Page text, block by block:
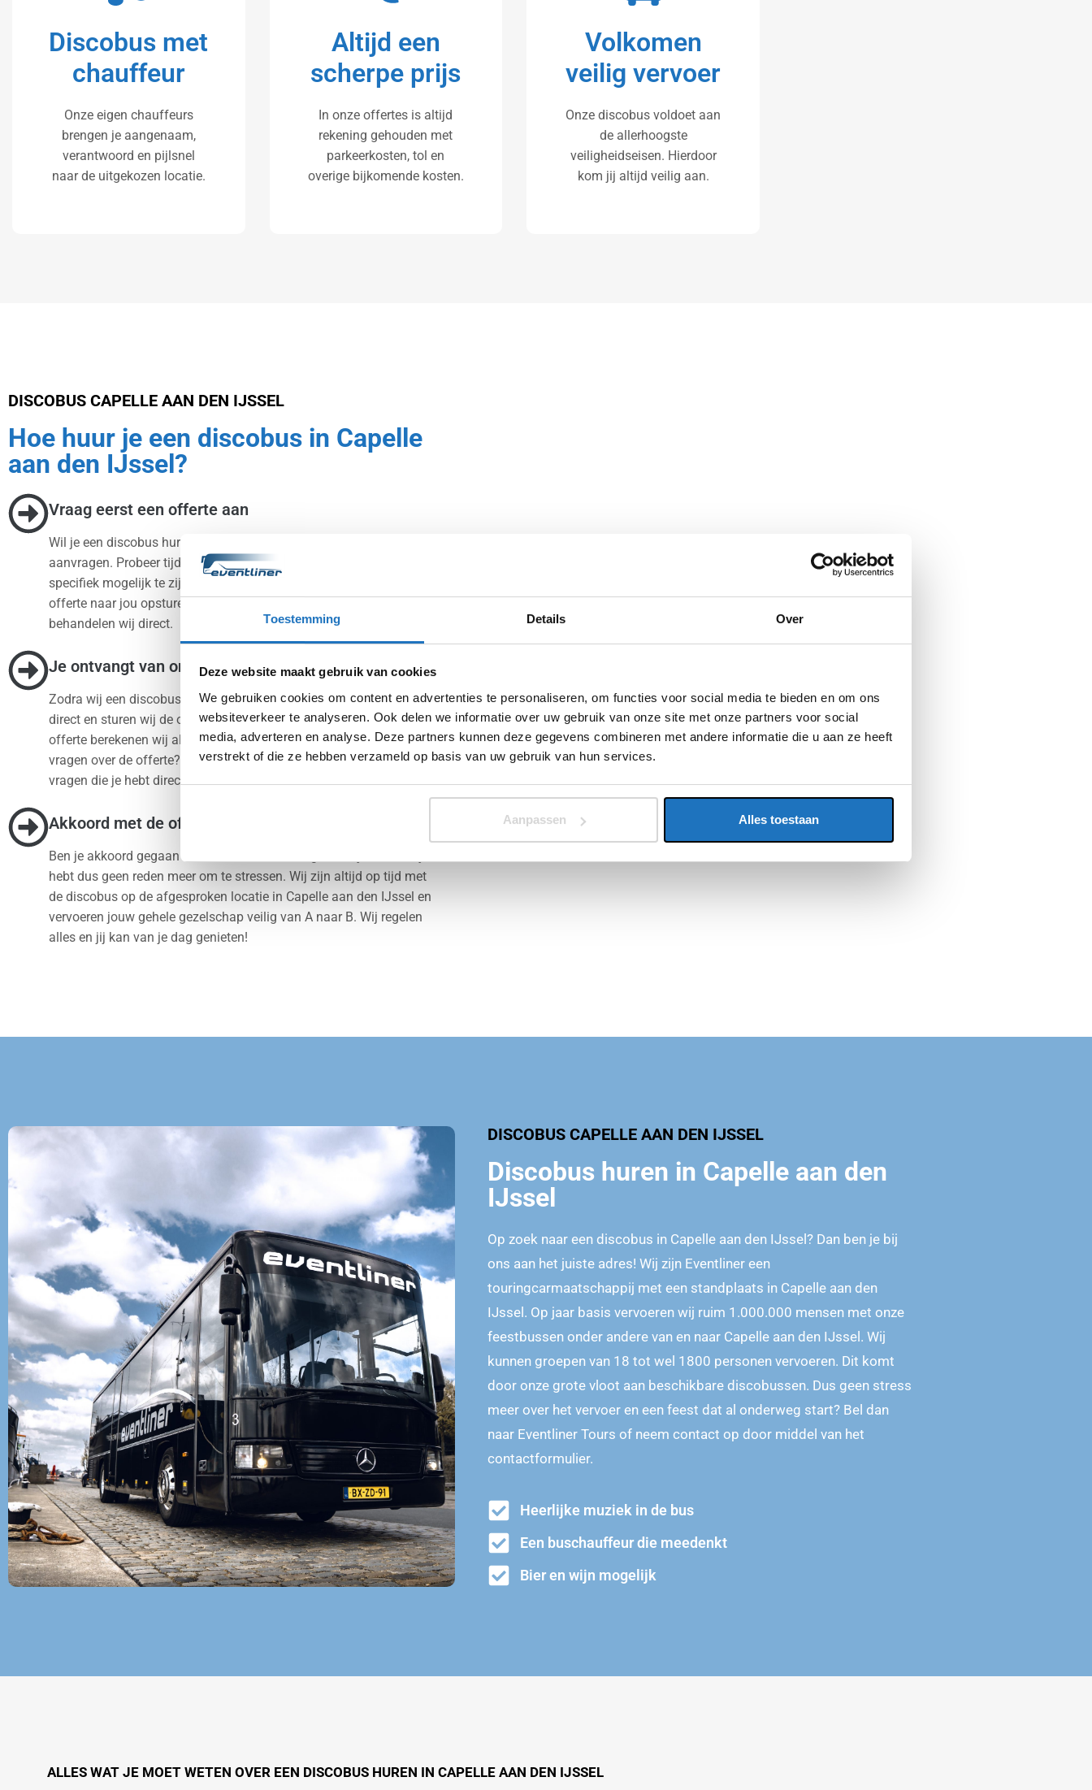
Toestemming Details Over
Deze website maakt gebruik van cookies
We gebruiken cookies om content en advertenties te personaliseren, om functies voor social media te bieden en om ons
websiteverkeer te analyseren. Ook delen we informatie over uw gebruik van onze site met onze partners voor social
media, adverteren en analyse. Deze partners kunnen deze gegevens combineren met andere informatie die u aan ze heeft
verstrekt of die ze hebben verzameld op basis van uw gebruik van hun services.
Aanpassen Alles toestaan
Discobus met
chauffeur
Onze eigen chauffeurs
brengen je aangenaam,
verantwoord en pijlsnel
naar de uitgekozen locatie.
Altijd een
scherpe prijs
In onze offertes is altijd
rekening gehouden met
parkeerkosten, tol en
overige bijkomende kosten.
Volkomen
veilig vervoer
Onze discobus voldoet aan
de allerhoogste
veiligheidseisen. Hierdoor
kom jij altijd veilig aan.
DISCOBUS CAPELLE AAN DEN IJSSEL
Hoe huur je een discobus in Capelle
aan den IJssel?
Vraag eerst een offerte aan
Wil je een discobus huren? Dan is de eerste stap een offerte
aanvragen. Probeer tijdens het invullen van deze aanvraag zo
specifiek mogelijk te zijn. Op deze manier kunnen wij sneller een
offerte naar jou opsturen. Iedere aanvraag die binnenkomt
behandelen wij direct.
Je ontvangt van ons een scherpe prijs
Zodra wij een discobus aanvraag ontvangen behandelen wij deze
direct en sturen wij de offerte meteen op. Bij het maken van deze
offerte berekenen wij altijd de scherpste prijs voor jou. Heb je nog
vragen over de offerte? Neem dan contact op en wij zullen alle
vragen die je hebt direct beantwoorden.
Akkoord met de offerte? Wij doen de rest.
Ben je akkoord gegaan met de offerte? Dan regelen wij de rest. Jij
hebt dus geen reden meer om te stressen. Wij zijn altijd op tijd met
de discobus op de afgesproken locatie in Capelle aan den IJssel en
vervoeren jouw gehele gezelschap veilig van A naar B. Wij regelen
alles en jij kan van je dag genieten!
Discobus huren Capelle aan den IJssel
DISCOBUS CAPELLE AAN DEN IJSSEL
Discobus huren in Capelle aan den
IJssel
Op zoek naar een discobus in Capelle aan den IJssel? Dan ben je bij
ons aan het juiste adres! Wij zijn Eventliner een
touringcarmaatschappij met een standplaats in Capelle aan den
IJssel. Op jaar basis vervoeren wij ruim 1.000.000 mensen met onze
feestbussen onder andere van en naar Capelle aan den IJssel. Wij
kunnen groepen van 18 tot wel 1800 personen vervoeren. Dit komt
door onze grote vloot aan beschikbare discobussen. Dus geen stress
meer over het vervoer en een feest dat al onderweg start? Bel dan
naar Eventliner Tours of neem contact op door middel van het
contactformulier.
Heerlijke muziek in de bus
Een buschauffeur die meedenkt
Bier en wijn mogelijk
ALLES WAT JE MOET WETEN OVER EEN DISCOBUS HUREN IN CAPELLE AAN DEN IJSSEL